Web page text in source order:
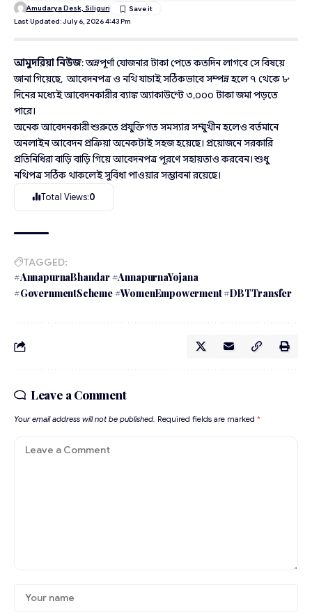
Last Updated: July 6, 2026 4:43 Pm
Amudarya Desk, Siliguri
আমুদরিয়া নিউজ: অন্নপূর্ণা যোজনার টাকা পেতে কতদিন লাগবে সে বিষয়ে
জানা গিয়েছে, আবেদনপত্র ও নথি যাচাই সঠিকভাবে সম্পন্ন হলে ৭ থেকে ৮
দিনের মধ্যেই আবেদনকারীর ব্যাঙ্ক অ্যাকাউন্টে ৩,০০০ টাকা জমা পড়তে
পারে।
অনেক আবেদনকারী শুরুতে প্রযুক্তিগত সমস্যার সম্মুখীন হলেও বর্তমানে
অনলাইন আবেদন প্রক্রিয়া অনেকটাই সহজ হয়েছে। প্রয়োজনে সরকারি
প্রতিনিধিরা বাড়ি বাড়ি গিয়ে আবেদনপত্র পূরণে সহায়তাও করবেন। শুধু
নথিপত্র সঠিক থাকলেই সুবিধা পাওয়ার সম্ভাবনা রয়েছে।
Total Views:0
TAGGED:
#AnnapurnaBhandar #AnnapurnaYojana
#GovernmentScheme #WomenEmpowerment #DBTTransfer
Leave a Comment
Your email address will not be published. Required fields are marked *